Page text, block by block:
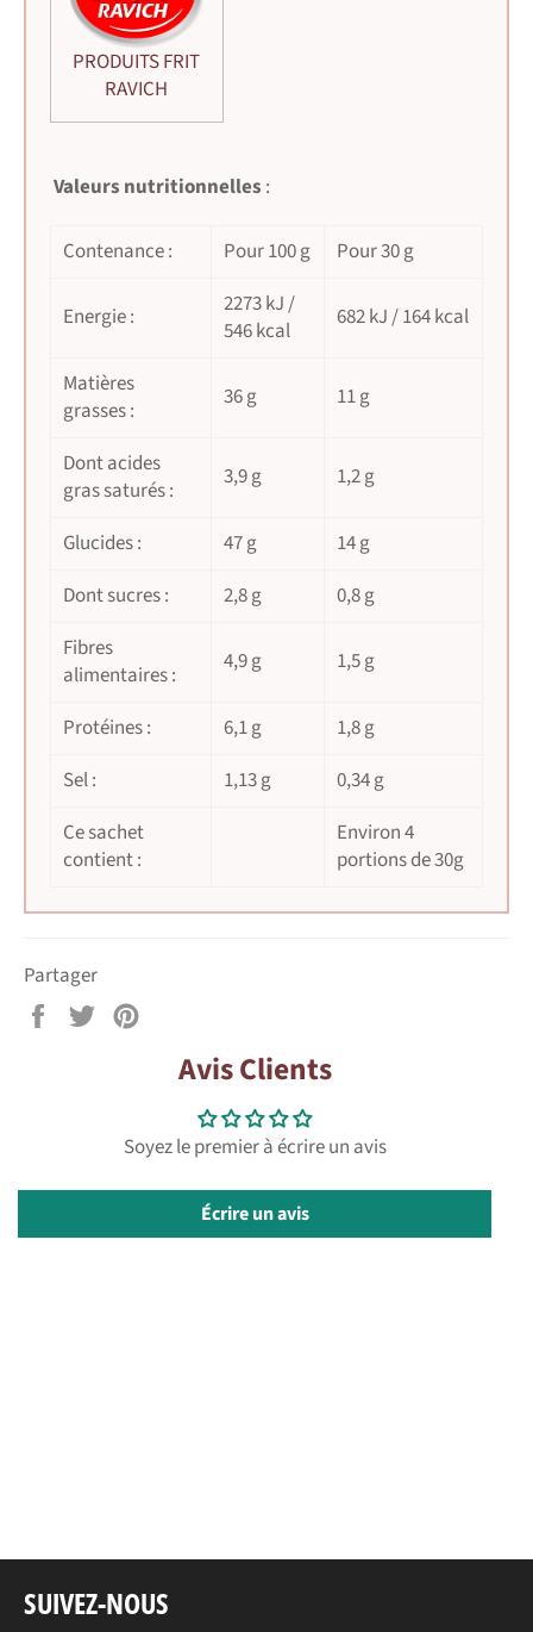
PRODUITS FRIT
RAVICH
Valeurs nutritionnelles :
Contenance : Pour 100 g Pour 30 g
Energie :
2273 kJ /
546 kcal
682 kJ / 164 kcal
Matières
grasses :
36 g 11 g
Dont acides
gras saturés :
3,9 g 1,2 g
Glucides : 47 g
14 g
Dont sucres :
2,8 g
0,8 g
Fibres
alimentaires :
4,9 g 1,5 g
Protéines : 6,1 g
1,8 g
Sel :
1,13 g
0,34 g
Ce sachet
contient :
Environ 4
portions de 30g
Partager
PartagerTweeter
Pinterest
Avis Clients
Soyez le premier à écrire un avis
Écrire un avis
SUIVEZ-NOUS